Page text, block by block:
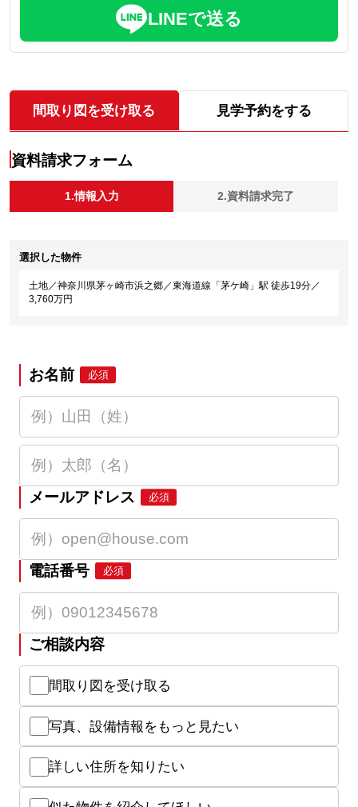
LINEで送る
間取り図を受け取る 見学予約をする
資料請求フォーム
1.情報入力 2.資料請求完了
選択した物件
土地／神奈川県茅ヶ崎市浜之郷／東海道線「茅ケ崎」駅 徒歩19分／
3,760万円
お名前 必須
メールアドレス 必須
電話番号 必須
ご相談内容
間取り図を受け取る
写真、設備情報をもっと見たい
詳しい住所を知りたい